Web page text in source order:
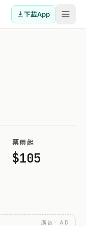
下載App
票價起
$105
廣告 · AD